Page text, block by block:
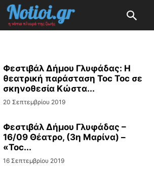
Φεστιβάλ Δήμου Γλυφάδας: Η
θεατρική παράσταση Toc Toc σε
σκηνοθεσία Κώστα...
20 Σεπτεμβρίου 2019
Φεστιβάλ Δήμου Γλυφάδας –
16/09 Θέατρο, (3η Μαρίνα) –
«Toc...
16 Σεπτεμβρίου 2019